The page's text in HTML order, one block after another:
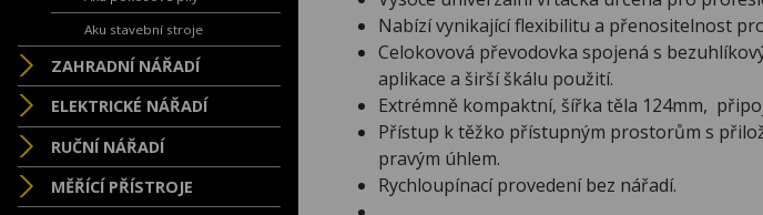
Aku stavební stroje
ZAHRADNÍ NÁŘADÍ
ELEKTRICKÉ NÁŘADÍ
RUČNÍ NÁŘADÍ
MĚŘÍCÍ PŘÍSTROJE
Nabízí vynikající flexibilitu a přenositelnost
Celokovová převodovka spojená s
aplikace a širší škálu použití.
Extrémně kompaktní, šířka těla 124mm,
Přístup k těžko přístupným prostorům s
pravým úhlem.
Rychloupínací provedení bez nářadí.